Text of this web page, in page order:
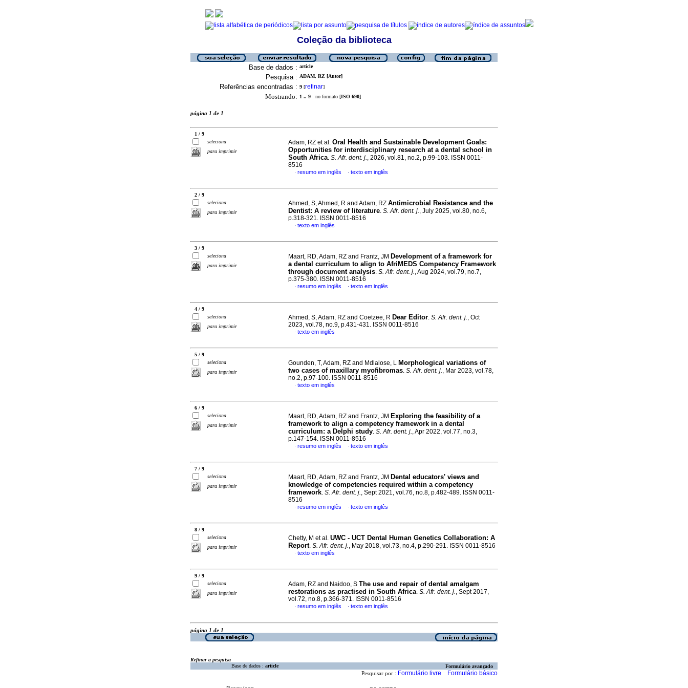
Coleção da biblioteca
Base de dados : article
Pesquisa : ADAM, RZ [Autor]
Referências encontradas : 9 [refinar]
Mostrando: 1 .. 9 no formato [ISO 690]
página 1 de 1
1 / 9
seleciona
para imprimir
Adam, RZ et al. Oral Health and Sustainable Development Goals:
Opportunities for interdisciplinary research at a dental school in
South Africa. S. Afr. dent. j., 2026, vol.81, no.2, p.99-103. ISSN 0011-
8516
· resumo em inglês · texto em inglês
2 / 9
seleciona
para imprimir
Ahmed, S, Ahmed, R and Adam, RZ Antimicrobial Resistance and the
Dentist: A review of literature. S. Afr. dent. j., July 2025, vol.80, no.6,
p.318-321. ISSN 0011-8516
· texto em inglês
3 / 9
seleciona
para imprimir
Maart, RD, Adam, RZ and Frantz, JM Development of a framework for
a dental curriculum to align to AfriMEDS Competency Framework
through document analysis. S. Afr. dent. j., Aug 2024, vol.79, no.7,
p.375-380. ISSN 0011-8516
· resumo em inglês · texto em inglês
4 / 9
seleciona
para imprimir
Ahmed, S, Adam, RZ and Coetzee, R Dear Editor. S. Afr. dent. j., Oct
2023, vol.78, no.9, p.431-431. ISSN 0011-8516
· texto em inglês
5 / 9
seleciona
para imprimir
Gounden, T, Adam, RZ and Mdlalose, L Morphological variations of
two cases of maxillary myofibromas. S. Afr. dent. j., Mar 2023, vol.78,
no.2, p.97-100. ISSN 0011-8516
· texto em inglês
6 / 9
seleciona
para imprimir
Maart, RD, Adam, RZ and Frantz, JM Exploring the feasibility of a
framework to align a competency framework in a dental
curriculum: a Delphi study. S. Afr. dent. j., Apr 2022, vol.77, no.3,
p.147-154. ISSN 0011-8516
· resumo em inglês · texto em inglês
7 / 9
seleciona
para imprimir
Maart, RD, Adam, RZ and Frantz, JM Dental educators' views and
knowledge of competencies required within a competency
framework. S. Afr. dent. j., Sept 2021, vol.76, no.8, p.482-489. ISSN 0011-
8516
· resumo em inglês · texto em inglês
8 / 9
seleciona
para imprimir
Chetty, M et al. UWC - UCT Dental Human Genetics Collaboration: A
Report. S. Afr. dent. j., May 2018, vol.73, no.4, p.290-291. ISSN 0011-8516
· texto em inglês
9 / 9
seleciona
para imprimir
Adam, RZ and Naidoo, S The use and repair of dental amalgam
restorations as practised in South Africa. S. Afr. dent. j., Sept 2017,
vol.72, no.8, p.366-371. ISSN 0011-8516
· resumo em inglês · texto em inglês
página 1 de 1
Refinar a pesquisa
Base de dados : article Formulário avançado
Pesquisar por : Formulário livre Formulário básico